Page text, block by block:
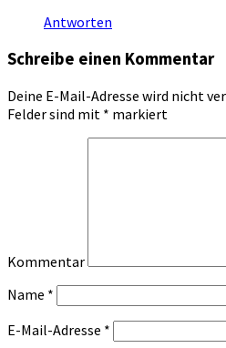
Antworten
Schreibe einen Kommentar
Deine E-Mail-Adresse wird nicht
Felder sind mit * markiert
Kommentar
Name *
E-Mail-Adresse *